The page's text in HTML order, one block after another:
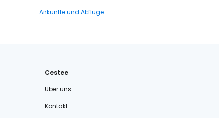
Ankünfte und Abflüge
Cestee
Über uns
Kontakt